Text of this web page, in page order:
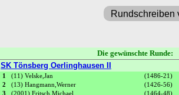
Rundschreiben
Die gewünschte
SK Tönsberg Oerlinghausen II
1 (11) Velske,Jan
(1486-21)
2
(13) Hangmann,Werner
(1426-56)